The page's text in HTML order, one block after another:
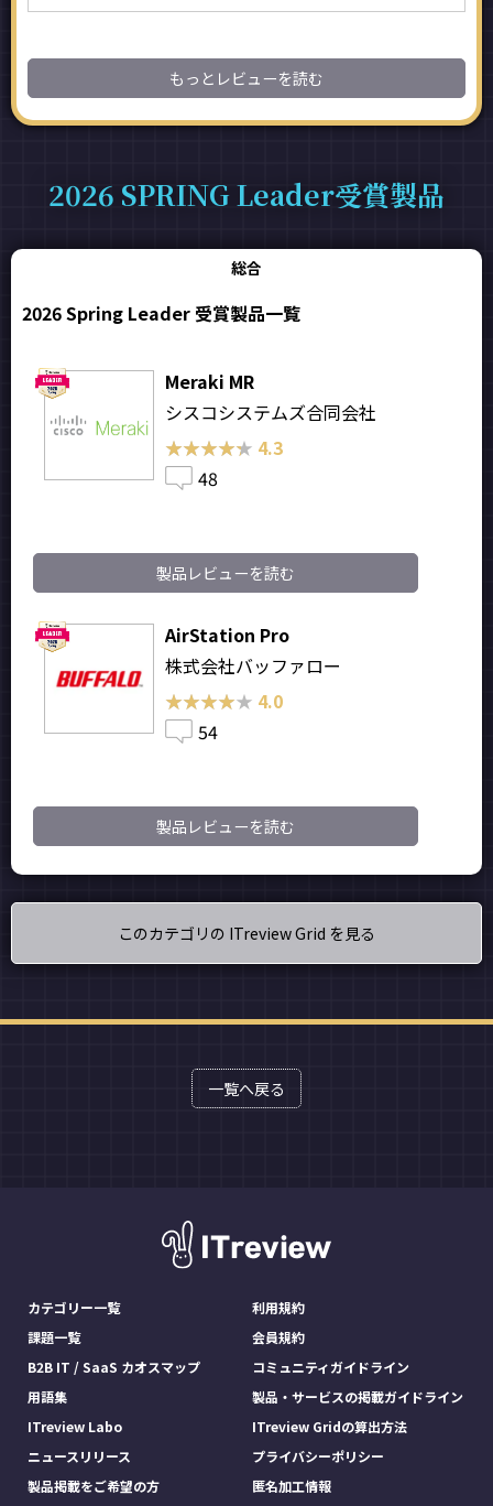
もっとレビューを読む
2026 SPRING Leader受賞製品
総合
2026 Spring Leader 受賞製品一覧
Meraki MR
シスコシステムズ合同会社
★★★★★
★★★★★ 4.3
48
製品レビューを読む
AirStation Pro
株式会社バッファロー
★★★★★
★★★★★ 4.0
54
製品レビューを読む
このカテゴリの ITreview Grid を見る
一覧へ戻る
カテゴリー一覧
課題一覧
B2B IT / SaaS カオスマップ
用語集
ITreview Labo
ニュースリリース
製品掲載をご希望の方
利用規約
会員規約
コミュニティガイドライン
製品・サービスの掲載ガイドライン
ITreview Gridの算出方法
プライバシーポリシー
匿名加工情報